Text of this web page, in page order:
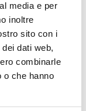
media e per
inoltre
sito con i
dati web,
combinarle
o che hanno